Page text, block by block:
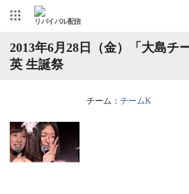
リバイバル配信
2013年6月28日（金）「大島チ
英 生誕祭
チーム： チームK